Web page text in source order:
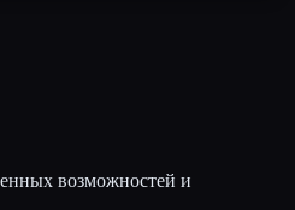
возможностей и